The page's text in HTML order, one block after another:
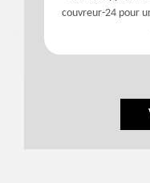
couvreur-24 pour